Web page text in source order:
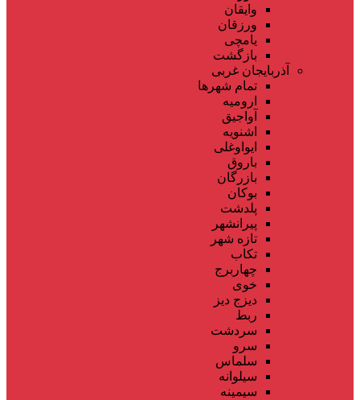
وایقان
ورزقان
یامچی
بازگشت
آذربایجان غربی
تمام شهر‌ها
ارومیه
آواجیق
اشنویه
ایواوغلی
باروق
بازرگان
بوکان
پلدشت
پیرانشهر
تازه شهر
تکاب
چهاربرج
خوی
دیزج دیز
ربط
سردشت
سرو
سلماس
سیلوانه
سیمینه